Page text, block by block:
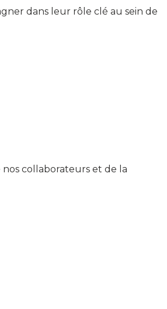
dans leur rôle clé au sein de
collaborateurs et de la